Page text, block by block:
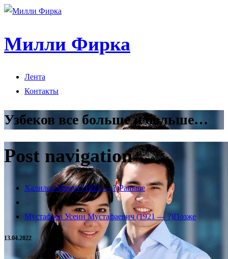
Милли Фирка
Лента
Контакты
Узбеков все больше и больше…
Post navigation
Халилев Мамут (1923 — ?)Раньше
Мустафаев Усеин Мустафаевич (1921 — ?)Позже
13.04.2022